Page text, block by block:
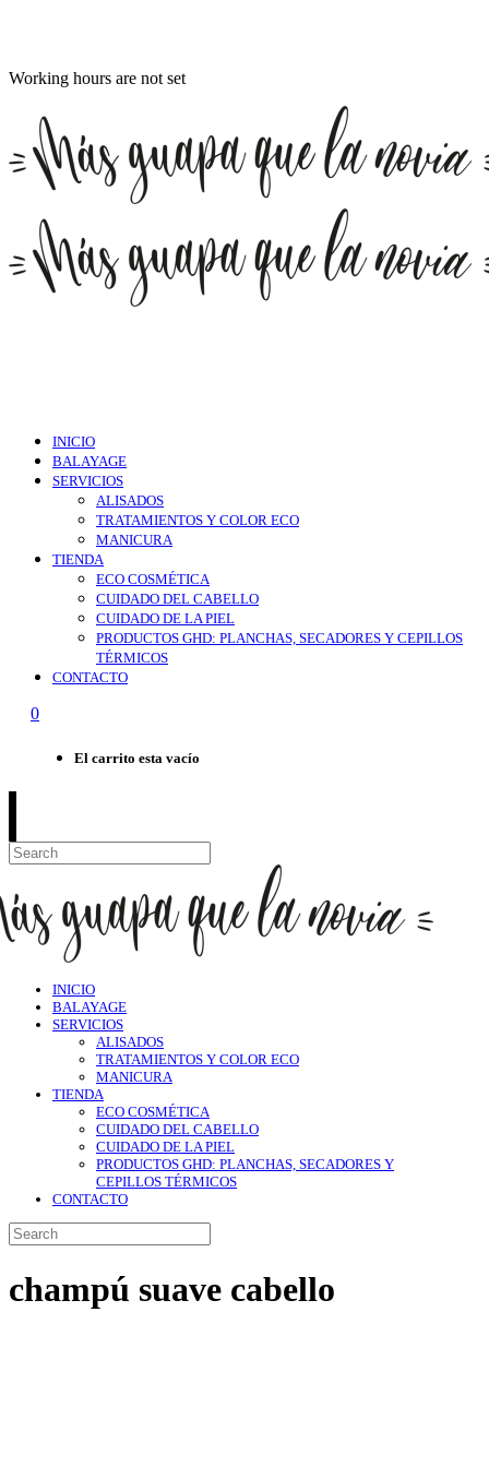
Working hours are not set
INICIO
BALAYAGE
SERVICIOS
ALISADOS
TRATAMIENTOS Y COLOR ECO
MANICURA
TIENDA
ECO COSMÉTICA
CUIDADO DEL CABELLO
CUIDADO DE LA PIEL
PRODUCTOS GHD: PLANCHAS, SECADORES Y CEPILLOS
TÉRMICOS
CONTACTO
0
El carrito esta vacío
INICIO
BALAYAGE
SERVICIOS
ALISADOS
TRATAMIENTOS Y COLOR ECO
MANICURA
TIENDA
ECO COSMÉTICA
CUIDADO DEL CABELLO
CUIDADO DE LA PIEL
PRODUCTOS GHD: PLANCHAS, SECADORES Y
CEPILLOS TÉRMICOS
CONTACTO
champú suave cabello